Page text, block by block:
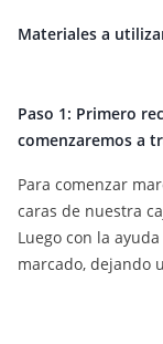
Materiales a
Paso 1: Primero
comenzaremos a
Para comenzar
caras de nuestra
Luego con la
marcado, dejando